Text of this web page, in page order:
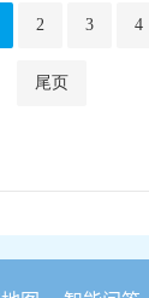
2 3 4
尾页